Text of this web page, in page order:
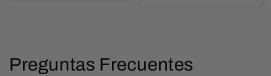
Preguntas Frecuentes